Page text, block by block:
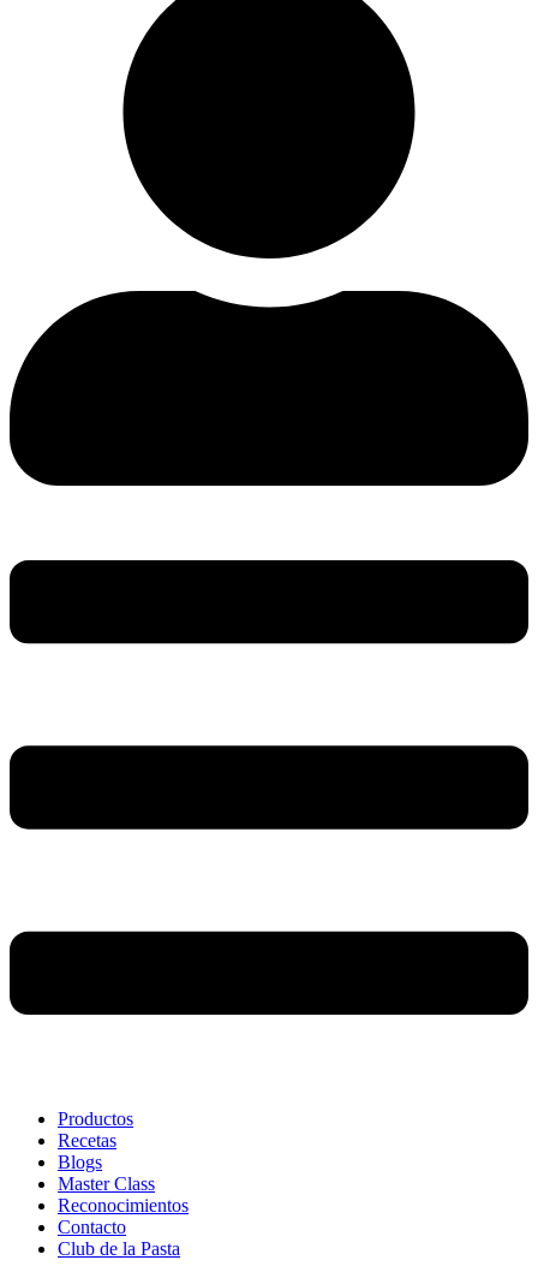
Productos
Recetas
Blogs
Master Class
Reconocimientos
Contacto
Club de la Pasta